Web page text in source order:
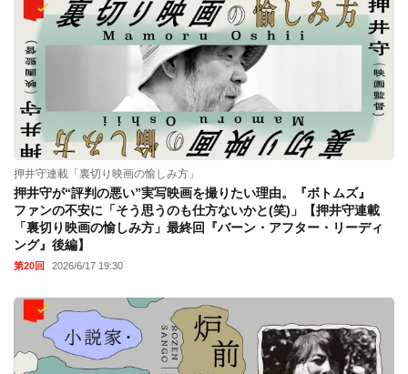
押井守連載「裏切り映画の愉しみ方」
押井守が“評判の悪い”実写映画を撮りたい理由。『ボトムズ』
ファンの不安に「そう思うのも仕方ないかと(笑)」【押井守連載
「裏切り映画の愉しみ方」最終回『バーン・アフター・リーディ
ング』後編】
第20回 2026/6/17 19:30